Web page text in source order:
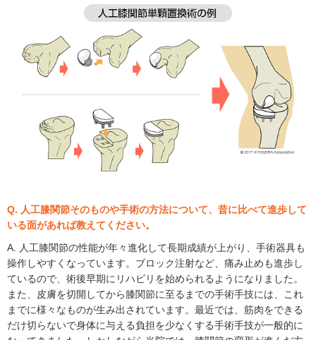
Q. 人工膝関節そのものや手術の方法について、昔に比べて進歩して
いる面があれば教えてください。
A. 人工膝関節の性能が年々進化して長期成績が上がり、手術器具も
操作しやすくなっています。ブロック注射など、痛み止めも進歩し
ているので、術後早期にリハビリを始められるようになりました。
また、皮膚を切開してから膝関節に至るまでの手術手技には、これ
までに様々なものが生み出されています。最近では、筋肉をできる
だけ切らないで身体に与える負担を少なくする手術手技が一般的に